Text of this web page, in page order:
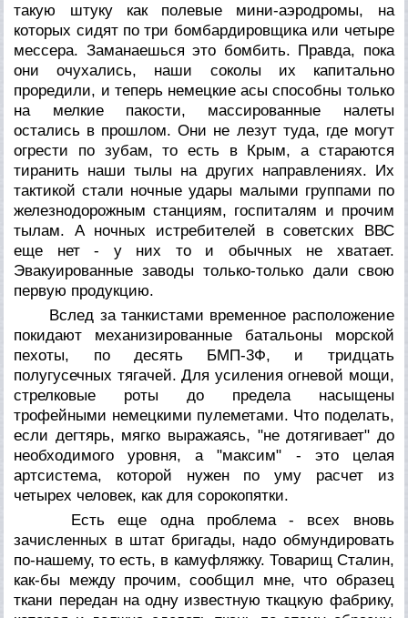
такую штуку как полевые мини-аэродромы, на
которых сидят по три бомбардировщика или четыре
мессера. Заманаешься это бомбить. Правда, пока
они очухались, наши соколы их капитально
проредили, и теперь немецкие асы способны только
на мелкие пакости, массированные налеты
остались в прошлом. Они не лезут туда, где могут
огрести по зубам, то есть в Крым, а стараются
тиранить наши тылы на других направлениях. Их
тактикой стали ночные удары малыми группами по
железнодорожным станциям, госпиталям и прочим
тылам. А ночных истребителей в советских ВВС
еще нет - у них то и обычных не хватает.
Эвакуированные заводы только-только дали свою
первую продукцию.
Вслед за танкистами временное расположение
покидают механизированные батальоны морской
пехоты, по десять БМП-3Ф, и тридцать
полугусечных тягачей. Для усиления огневой мощи,
стрелковые роты до предела насыщены
трофейными немецкими пулеметами. Что поделать,
если дегтярь, мягко выражаясь, "не дотягивает" до
необходимого уровня, а "максим" - это целая
артсистема, которой нужен по уму расчет из
четырех человек, как для сорокопятки.
Есть еще одна проблема - всех вновь
зачисленных в штат бригады, надо обмундировать
по-нашему, то есть, в камуфляжку. Товарищ Сталин,
как-бы между прочим, сообщил мне, что образец
ткани передан на одну известную ткацкую фабрику,